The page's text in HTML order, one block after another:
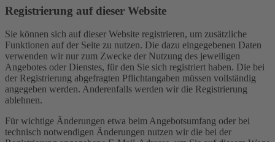
Registrierung auf dieser Website
Sie können sich auf dieser Website registrieren, um zusätzliche
Funktionen auf der Seite zu nutzen. Die dazu eingegebenen Daten
verwenden wir nur zum Zwecke der Nutzung des jeweiligen
Angebotes oder Dienstes, für den Sie sich registriert haben. Die bei
der Registrierung abgefragten Pflichtangaben müssen vollständig
angegeben werden. Anderenfalls werden wir die Registrierung
ablehnen.
Für wichtige Änderungen etwa beim Angebotsumfang oder bei
technisch notwendigen Änderungen nutzen wir die bei der